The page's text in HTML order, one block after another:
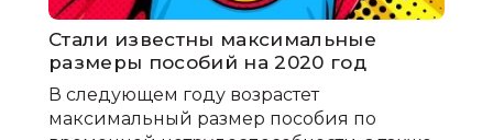
Стали известны максимальные
размеры пособий на 2020 год
В следующем году возрастет
максимальный размер пособия по